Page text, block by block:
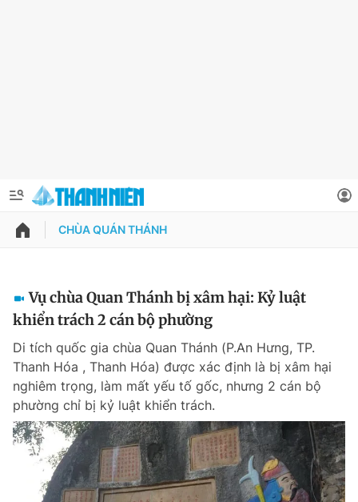
QUẢNG CÁO
Chuyên mục khác
Chào ngày mới Tin 24h
Tin thị trường Tin 360
Thông tin tài khoản
Đổi mật khẩu
Tin đã lưu
Tin đã xem
Đăng xuất
CHÙA QUÁN THÁNH
Vụ chùa Quan Thánh bị xâm hại: Kỷ luật
khiển trách 2 cán bộ phường
Di tích quốc gia chùa Quan Thánh (P.An Hưng, TP.
Thanh Hóa , Thanh Hóa) được xác định là bị xâm hại
nghiêm trọng, làm mất yếu tố gốc, nhưng 2 cán bộ
phường chỉ bị kỷ luật khiển trách.